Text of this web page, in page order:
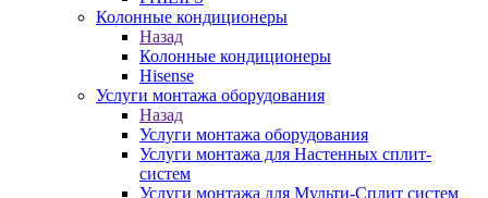
Колонные кондиционеры
Назад
Колонные кондиционеры
Hisense
Услуги монтажа оборудования
Назад
Услуги монтажа оборудования
Услуги монтажа для Настенных сплит-
систем
Услуги монтажа для Мульти-Сплит систем